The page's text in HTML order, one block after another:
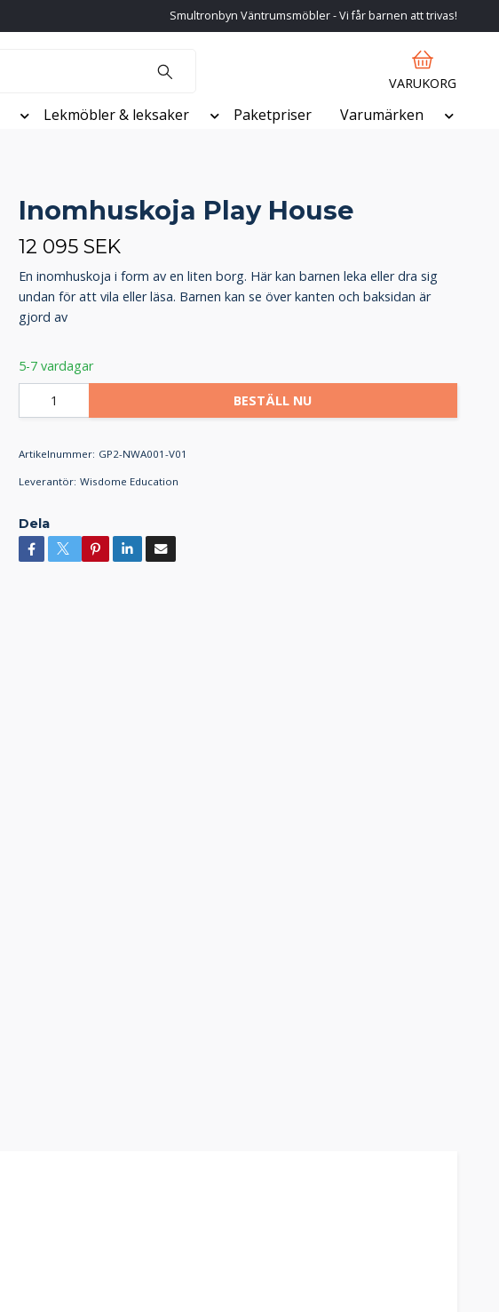
Smultronbyn Väntrumsmöbler - Vi får barnen att trivas!
VARUKORG
Lekmöbler & leksaker Paketpriser Varumärken
Inomhuskoja Play House
12 095 SEK
En inomhuskoja i form av en liten borg. Här kan barnen leka eller dra sig
undan för att vila eller läsa. Barnen kan se över kanten och baksidan är
gjord av
5-7 vardagar
BESTÄLL NU
Artikelnummer: GP2-NWA001-V01
Leverantör: Wisdome Education
Dela